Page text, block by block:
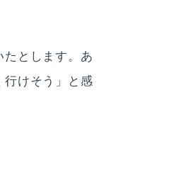
とします。あ
行けそう」と感